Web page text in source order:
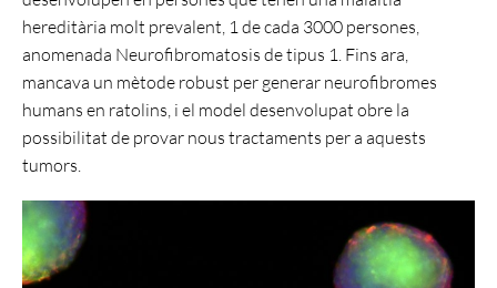
hereditària molt prevalent, 1 de cada 3000 persones,
anomenada Neurofibromatosis de tipus 1. Fins ara,
mancava un mètode robust per generar neurofibromes
humans en ratolins, i el model desenvolupat obre la
possibilitat de provar nous tractaments per a aquests
tumors.